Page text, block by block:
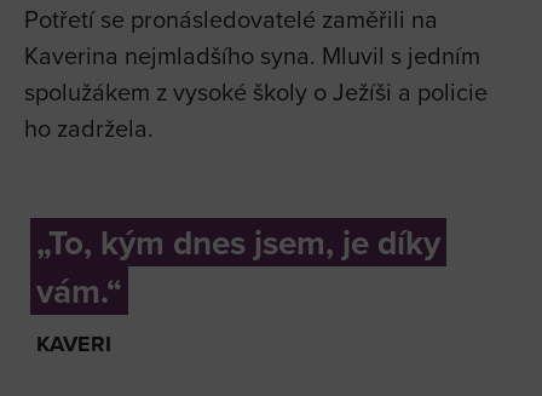
Potřetí se pronásledovatelé zaměřili na
Kaverina nejmladšího syna. Mluvil s jedním
spolužákem z vysoké školy o Ježíši a policie
ho zadržela.
„To, kým dnes jsem, je díky
vám.“
KAVERI